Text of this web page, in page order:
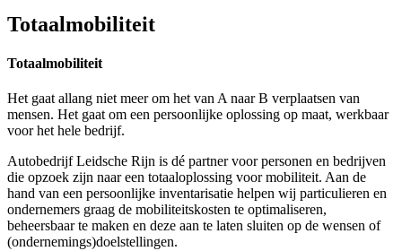
Totaalmobiliteit
Totaalmobiliteit
Het gaat allang niet meer om het van A naar B verplaatsen van
mensen. Het gaat om een persoonlijke oplossing op maat, werkbaar
voor het hele bedrijf.
Autobedrijf Leidsche Rijn is dé partner voor personen en bedrijven
die opzoek zijn naar een totaaloplossing voor mobiliteit. Aan de
hand van een persoonlijke inventarisatie helpen wij particulieren en
ondernemers graag de mobiliteitskosten te optimaliseren,
beheersbaar te maken en deze aan te laten sluiten op de wensen of
(ondernemings)doelstellingen.